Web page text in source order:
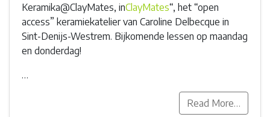
Keramika@ClayMates, inClayMates“, het “open
access” keramiekatelier van Caroline Delbecque in
Sint-Denijs-Westrem. Bijkomende lessen op maandag
en donderdag!
…
Read More…